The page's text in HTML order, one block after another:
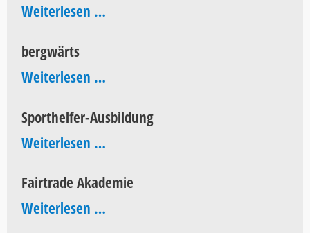
Weiterlesen …60
bergwärts
Weiterlesen …bergwärts
Sporthelfer-Ausbildung
Weiterlesen …Sporthelfer-
Fairtrade Akademie
Weiterlesen …Fairtrade